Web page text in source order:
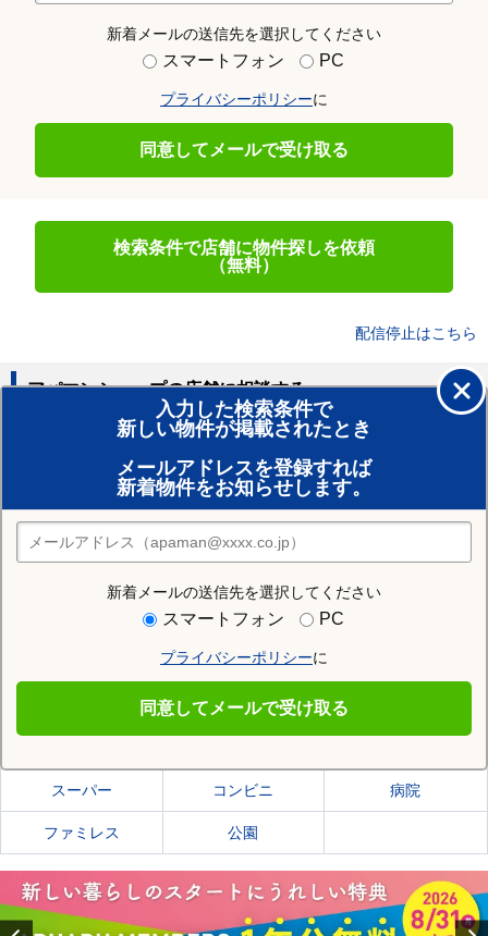
新着メールの送信先を選択してください
スマートフォン PC
プライバシーポリシーに
同意してメールで受け取る
検索条件で店舗に物件探しを依頼
（無料）
配信停止はこちら
入力した検索条件で
新しい物件が掲載されたとき
メールアドレスを登録すれば
新着物件をお知らせします。
新着メールの送信先を選択してください
スマートフォン PC
プライバシーポリシーに
同意してメールで受け取る
アパマンショップの店舗に相談する
賃貸のプロがお部屋探し！
おまかせ物件リクエスト
住みたい街の店舗を探す
店舗検索
住む街研究所で鶴岡市の情報を見る
鶴岡市の施設一覧
スーパー コンビニ 病院
ファミレス 公園